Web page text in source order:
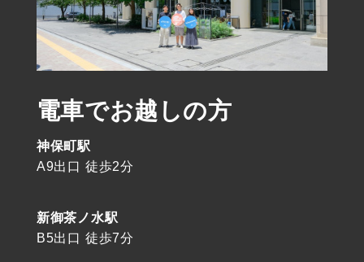
電車でお越しの方
神保町駅
A9出口 徒歩2分
新御茶ノ水駅
B5出口 徒歩7分